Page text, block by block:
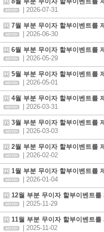
| 2026-07-31
7월 부분 무이자 할부이벤트를
| 2026-06-30
6월 부분 무이자 할부이벤트를
| 2026-05-29
5월 부분 무이자 할부이벤트를
| 2026-05-01
4월 부분 무이자 할부이벤트를
| 2026-03-31
3월 부분 무이자 할부이벤트를
| 2026-03-03
2월 부분 무이자 할부이벤트를
| 2026-02-02
1월 부분 무이자 할부이벤트를
| 2026-01-04
12월 부분 무이자 할부이벤트를
| 2025-11-29
11월 부분 무이자 할부이벤트를
| 2025-11-02